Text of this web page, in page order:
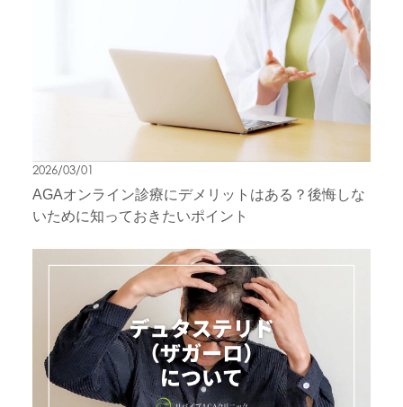
2026/03/01
AGAオンライン診療にデメリットはある？後悔しな
いために知っておきたいポイント